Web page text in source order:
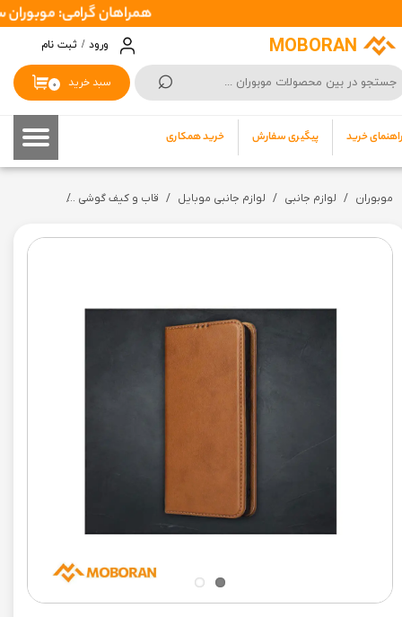
MOBORAN
⌕ ۰ سبد خرید
راهنمای خرید پیگیری سفارش خرید همکاری
ورود / ثبت نام
حساب کاربری من
تغییر گذر واژه
خروج از حساب کاربری
همراهان گرامی: موبوران سفارشات شما را در اسرع وقت ( 1 تا 2
موبوران لوازم جانبی لوازم جانبی موبایل قاب و کیف گوشی